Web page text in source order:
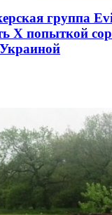
группа
Х попыткой